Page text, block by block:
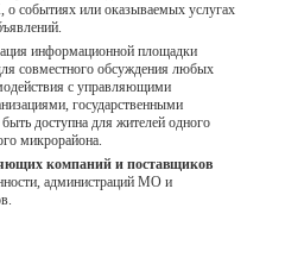
событиях или оказываемых услугах
информационной площадки
совместного обсуждения любых
с управляющими
государственными
доступна для жителей одного
микрорайона.
компаний и поставщиков
администраций МО и